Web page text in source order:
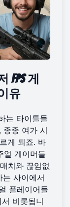
게
유
는 타이틀들
종종 여가 시
게 되죠. 바
얼 게이머들
치와 끊임없
사이에서
플레이어들
비롯됩니